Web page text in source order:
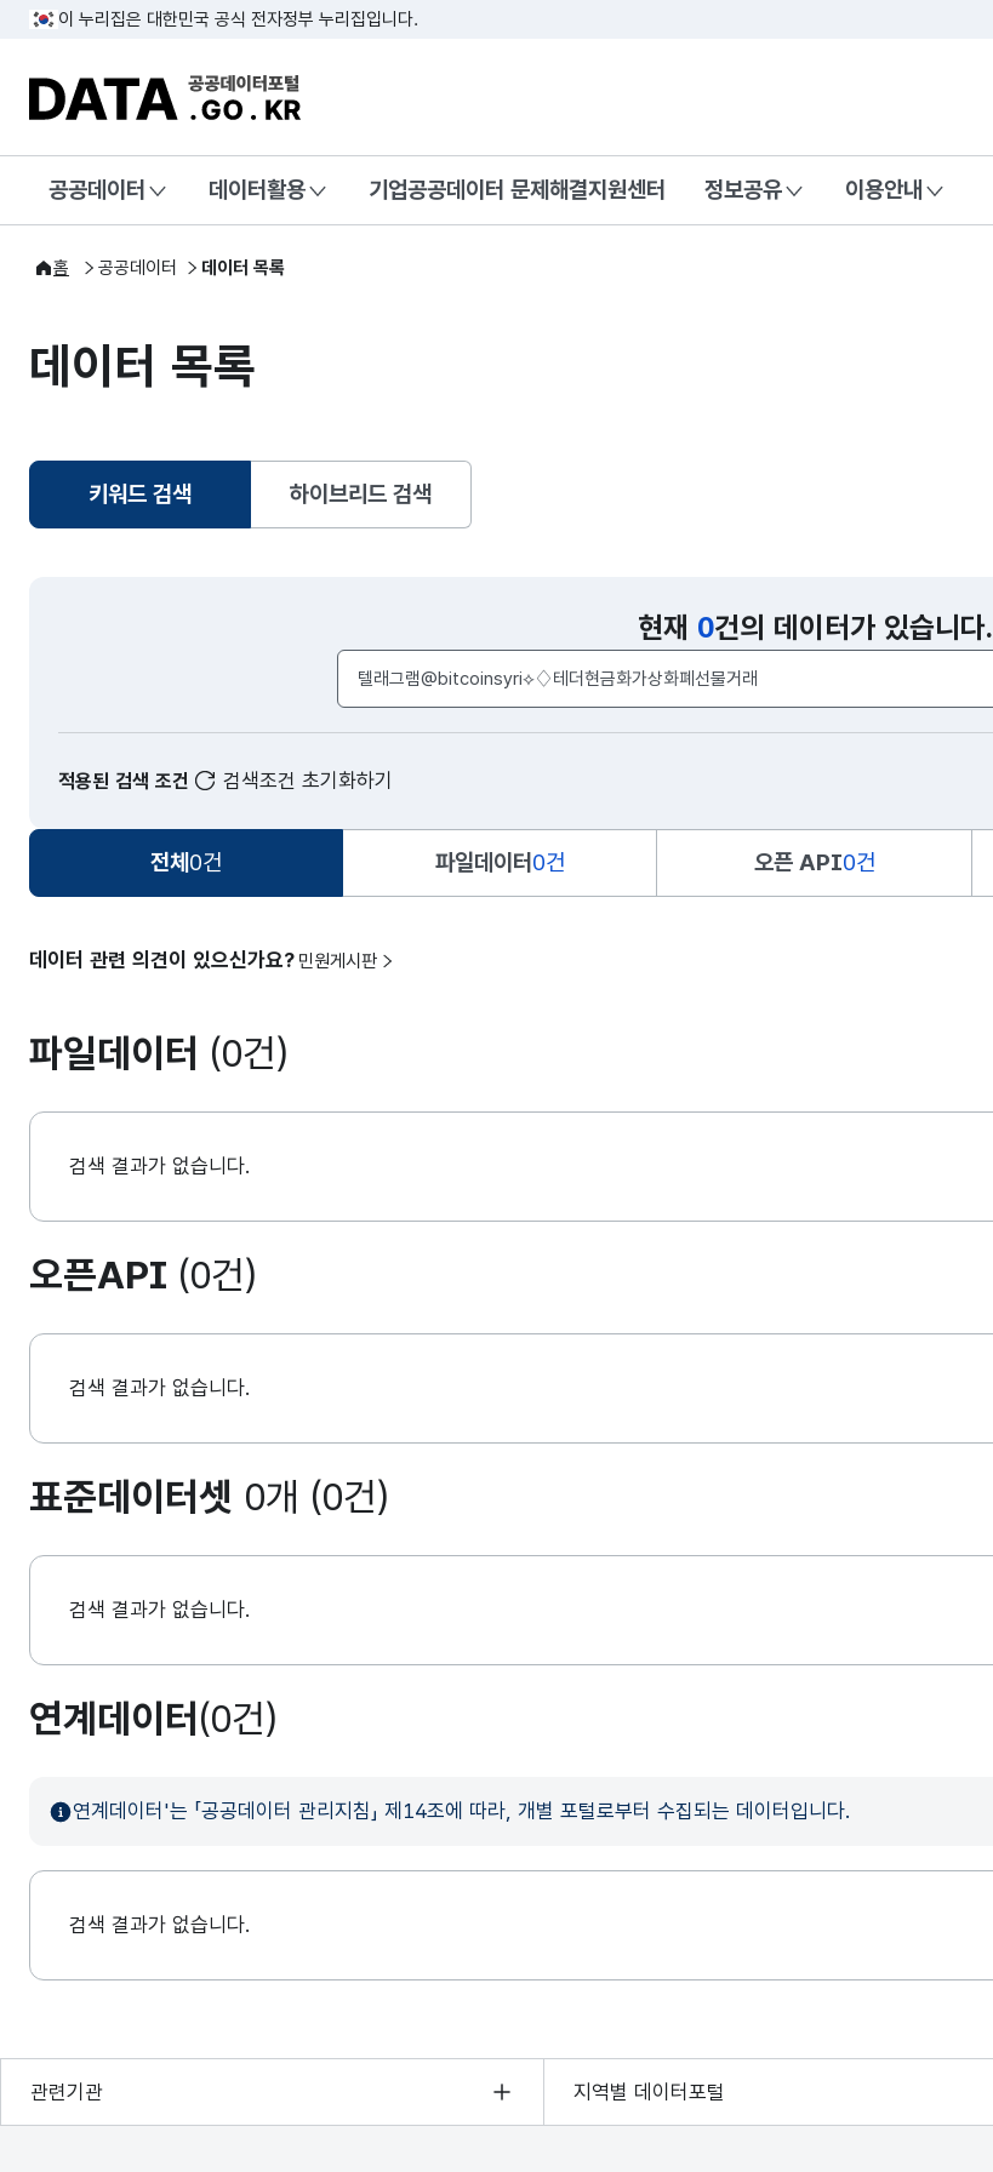
이 누리집은 대한민국 공식 전자정부 누리집입니다.
DATA.GO.KR 공공데이터포털
공공데이터 데이터활용 기업공공데이터 문제해결지원센터 정보공유 이용안내
홈 공공데이터 데이터 목록
데이터 목록
키워드 검색
선택됨
하이브리드 검색
현재 0건의 데이터가 있습니다.
검색어 입력창
적용된 검색 조건 검색조건 초기화하기
전체 0건 파일데이터 0건 오픈 API0건
데이터 관련 의견이 있으신가요? 민원게시판
파일데이터 (0건)
검색 결과가 없습니다.
오픈API (0건)
검색 결과가 없습니다.
표준데이터셋 0개 (0건)
검색 결과가 없습니다.
연계데이터 (0건)
연계데이터'는 「공공데이터 관리지침」 제14조에 따라, 개별 포털로부터 수집되는 데이터입니다.
검색 결과가 없습니다.
관련기관
행정안전부
한국지능정보사회진흥원
지역별 데이터포털
서울 열린데이터광장
경기데이터드림